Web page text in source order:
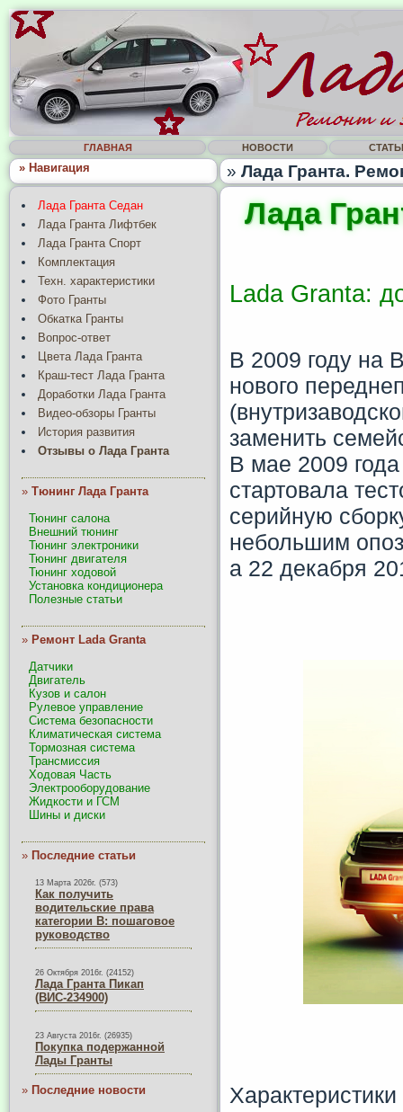
ГЛАВНАЯ НОВОСТИ
» Навигация » Лада Гранта.
Лада Гранта Седан
Лада Гранта Лифтбек
Лада Гранта Спорт
Комплектация
Техн. характеристики
Фото Гранты
Обкатка Гранты
Вопрос-ответ
Цвета Лада Гранта
Краш-тест Лада Гранта
Доработки Лада Гранта
Видео-обзоры Гранты
История развития
Отзывы о Лада Гранта
» Тюнинг Лада Гранта
Тюнинг салона
Внешний тюнинг
Тюнинг электроники
Тюнинг двигателя
Тюнинг ходовой
Установка кондиционера
Полезные статьи
» Ремонт Lada Granta
Датчики
Двигатель
Кузов и салон
Рулевое управление
Система безопасности
Климатическая система
Тормозная система
Трансмиссия
Ходовая Часть
Электрооборудование
Жидкости и ГСМ
Шины и диски
» Последние статьи
13 Марта 2026г. (573)
Как получить
водительские права
категории B: пошаговое
руководство
26 Октября 2016г. (24152)
Лада Гранта Пикап
(ВИС-234900)
23 Августа 2016г. (26935)
Покупка подержанной
Лады Гранты
» Последние новости
Лада
Lada Granta:
В 2009 году на
нового
заменить
В мае 2009
стартовала
серийную
небольшим
а 22 декабря